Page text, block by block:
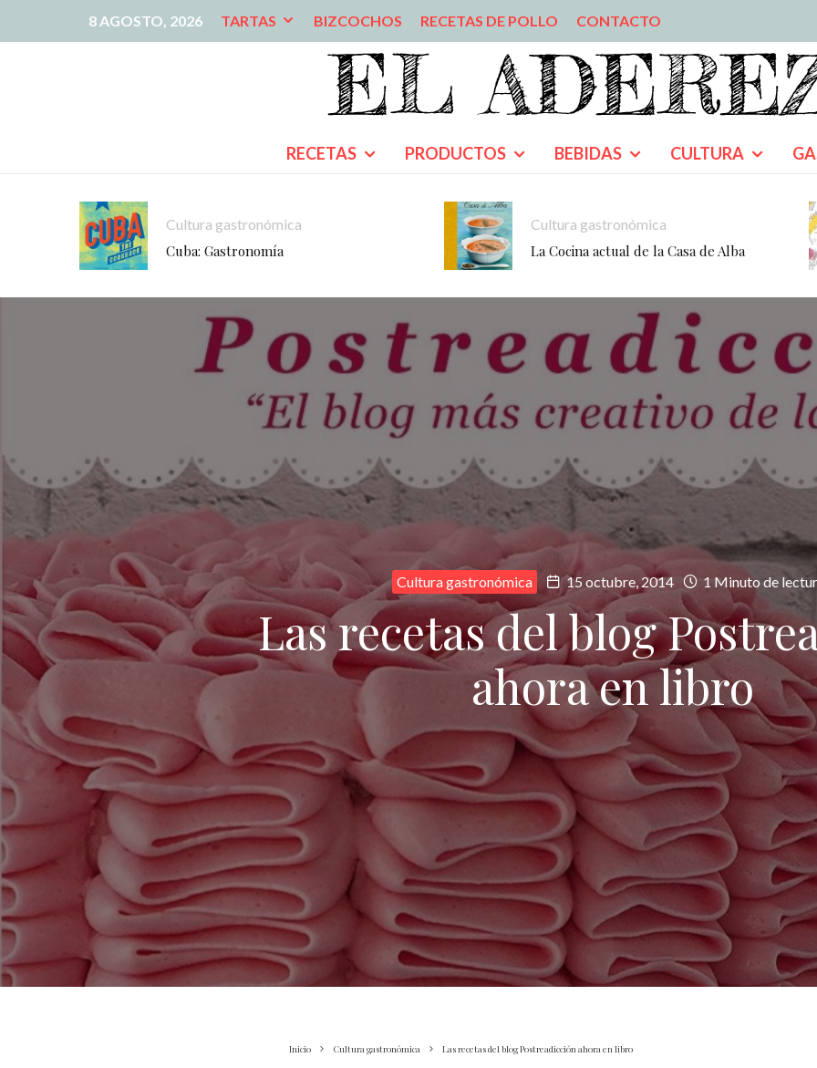
8 AGOSTO, 2026 TARTAS BIZCOCHOS RECETAS DE POLLO CONTACTO
RECETAS PRODUCTOS BEBIDAS CULTURA
Cultura gastronómica
Cuba: Gastronomía
Cultura gastronómica
La Cocina actual de la Casa de Alba
Cultura gastronómica 15 octubre, 2014 1 Minuto de
Las recetas del blog
ahora en libro
Inicio Cultura gastronómica Las recetas del blog Postreadicción ahora en libro